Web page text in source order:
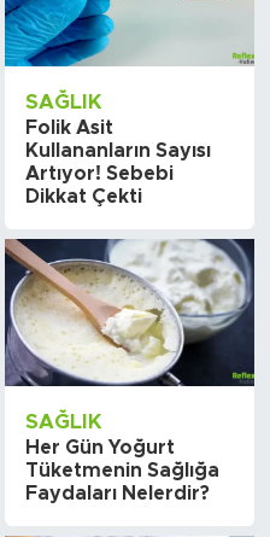
SAĞLIK
Folik Asit
Kullananların Sayısı
Artıyor! Sebebi
Dikkat Çekti
SAĞLIK
Her Gün Yoğurt
Tüketmenin Sağlığa
Faydaları Nelerdir?